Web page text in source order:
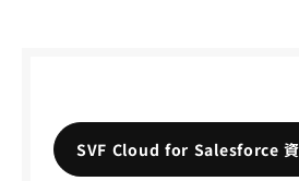
SVF Cloud for Salesforce 資